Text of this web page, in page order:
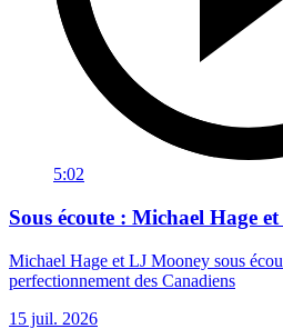
5:02
Sous écoute : Michael Hage
Michael Hage et LJ Mooney sous
perfectionnement des Canadiens
15 juil. 2026